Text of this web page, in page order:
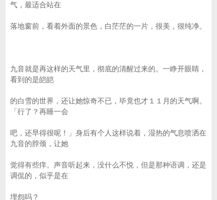
气，最适合站在
落地窗前，看着外面的景色，白茫茫的一片，很美，很纯净。
九音就是再这样的天气里，彻底的清醒过来的。一睁开眼睛，
看到的是皑皑
的白雪的世界，还让她惊奇不已，毕竟也才１１月的天气啊。
「行了？再睡一会
吧，还早得很呢！」身后有个人这样说着，湿热的气息喷洒在
九音的脖颈，让她
觉得有些痒。声音听起来，没什么不悦，但是那种语调，还是
调侃的，似乎是在
埋怨吗？